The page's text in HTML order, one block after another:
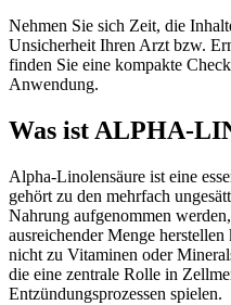
Nehmen Sie sich Zeit, die
Unsicherheit Ihren Arzt bzw.
finden Sie eine kompakte
Anwendung.
Was ist ALPHA-
Alpha-Linolensäure ist eine
gehört zu den mehrfach
Nahrung aufgenommen
ausreichender Menge
nicht zu Vitaminen oder
die eine zentrale Rolle in
Entzündungsprozessen spielen.